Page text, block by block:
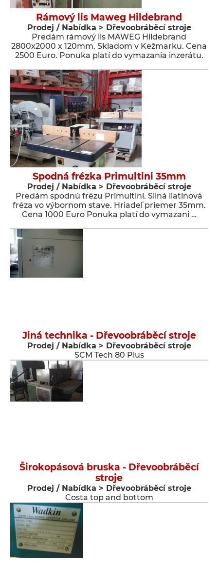
Rámový lis Maweg Hildebrand
Prodej / Nabídka > Dřevoobráběcí stroje
Predám rámový lis MAWEG Hildebrand
2800x2000 x 120mm. Skladom v Kežmarku. Cena
2500 Euro. Ponuka platí do vymazania inzerátu.
Spodná frézka Primultini 35mm
Prodej / Nabídka > Dřevoobráběcí stroje
Predám spodnú frézu Primultini. Silná liatinová
fréza vo výbornom stave. Hriadeľ priemer 35mm.
Cena 1000 Euro Ponuka platí do vymazani …
Jiná technika - Dřevoobráběcí stroje
Prodej / Nabídka > Dřevoobráběcí stroje
SCM Tech 80 Plus
Širokopásová bruska - Dřevoobráběcí
stroje
Prodej / Nabídka > Dřevoobráběcí stroje
Costa top and bottom